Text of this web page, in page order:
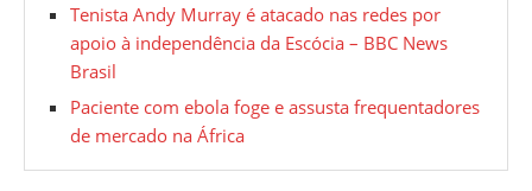
Tenista Andy Murray é atacado nas redes por
apoio à independência da Escócia – BBC News
Brasil
Paciente com ebola foge e assusta frequentadores
de mercado na África